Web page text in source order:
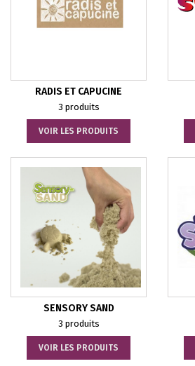
RADIS ET CAPUCINE
3 produits
VOIR LES PRODUITS
SENSORY SAND
3 produits
VOIR LES PRODUITS